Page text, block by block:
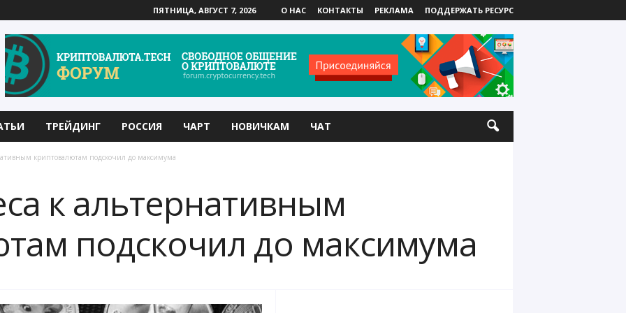
ПЯТНИЦА, АВГУСТ 7, 2026 О НАС КОНТАКТЫ РЕКЛАМА ПОДДЕРЖАТЬ РЕСУРС
ТРЕЙДИНГ РОССИЯ ЧАРТ НОВИЧКАМ ЧАТ
криптовалютам подскочил до максимума
к альтернативным
подскочил до максимума